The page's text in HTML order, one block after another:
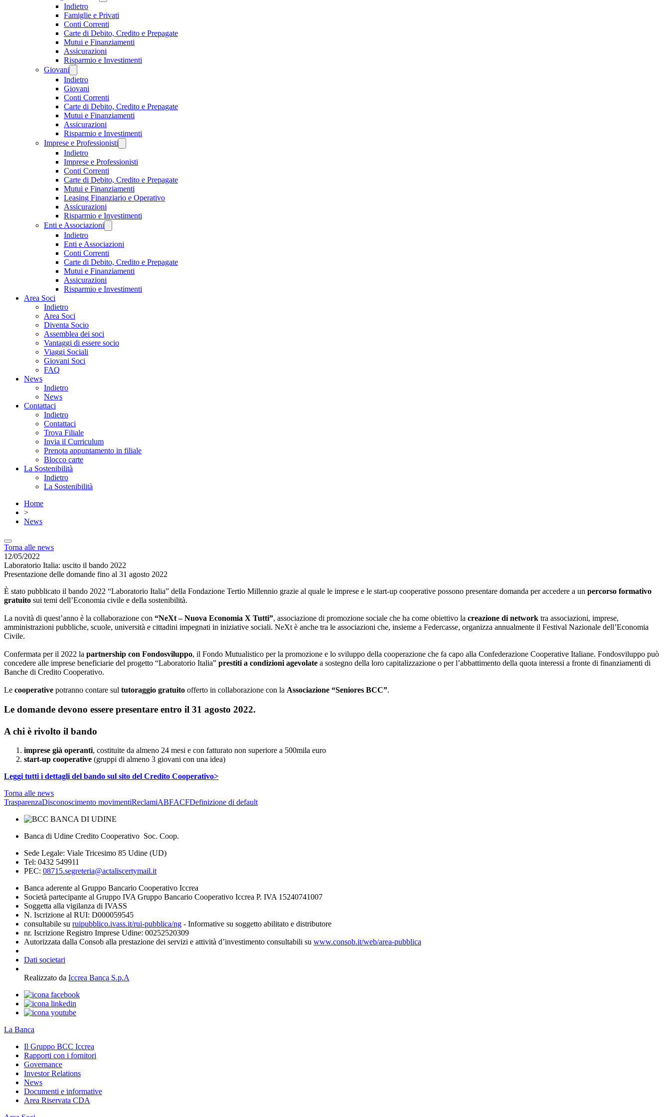
Indietro
Famiglie e Privati
Conti Correnti
Carte di Debito, Credito e Prepagate
Mutui e Finanziamenti
Assicurazioni
Risparmio e Investimenti
Giovani
Indietro
Giovani
Conti Correnti
Carte di Debito, Credito e Prepagate
Mutui e Finanziamenti
Assicurazioni
Risparmio e Investimenti
Imprese e Professionisti
Indietro
Imprese e Professionisti
Conti Correnti
Carte di Debito, Credito e Prepagate
Mutui e Finanziamenti
Leasing Finanziario e Operativo
Assicurazioni
Risparmio e Investimenti
Enti e Associazioni
Indietro
Enti e Associazioni
Conti Correnti
Carte di Debito, Credito e Prepagate
Mutui e Finanziamenti
Assicurazioni
Risparmio e Investimenti
Area Soci
Indietro
Area Soci
Diventa Socio
Assemblea dei soci
Vantaggi di essere socio
Viaggi Sociali
Giovani Soci
FAQ
News
Indietro
News
Contattaci
Indietro
Contattaci
Trova Filiale
Invia il Curriculum
Prenota appuntamento in filiale
Blocco carte
La Sostenibilità
Indietro
La Sostenibilità
Home
>
News
Torna alle news
12/05/2022
Laboratorio Italia: uscito il bando 2022
Presentazione delle domande fino al 31 agosto 2022
È stato pubblicato il bando 2022 “Laboratorio Italia” della Fondazione Tertio Millennio grazie al quale le imprese e le start-up cooperative possono presentare domanda per accedere a un percorso formativo
gratuito sui temi dell’Economia civile e della sostenibilità.
La novità di quest’anno è la collaborazione con “NeXt – Nuova Economia X Tutti”, associazione di promozione sociale che ha come obiettivo la creazione di network tra associazioni, imprese,
amministrazioni pubbliche, scuole, università e cittadini impegnati in iniziative sociali. NeXt è anche tra le associazioni che, insieme a Federcasse, organizza annualmente il Festival Nazionale dell’Economia
Civile.
Confermata per il 2022 la partnership con Fondosviluppo, il Fondo Mutualistico per la promozione e lo sviluppo della cooperazione che fa capo alla Confederazione Cooperative Italiane. Fondosviluppo può
concedere alle imprese beneficiarie del progetto “Laboratorio Italia” prestiti a condizioni agevolate a sostegno della loro capitalizzazione o per l’abbattimento della quota interessi a fronte di finanziamenti di
Banche di Credito Cooperativo.
Le cooperative potranno contare sul tutoraggio gratuito offerto in collaborazione con la Associazione “Seniores BCC”.
Le domande devono essere presentare entro il 31 agosto 2022.
A chi è rivolto il bando
imprese già operanti, costituite da almeno 24 mesi e con fatturato non superiore a 500mila euro
start-up cooperative (gruppi di almeno 3 giovani con una idea)
Leggi tutti i dettagli del bando sul sito del Credito Cooperativo>
Torna alle news
TrasparenzaDisconoscimento movimentiReclamiABFACFDefinizione di default
Banca di Udine Credito Cooperativo Soc. Coop.
Sede Legale: Viale Tricesimo 85 Udine (UD)
Tel: 0432 549911
PEC: 08715.segreteria@actaliscertymail.it
Banca aderente al Gruppo Bancario Cooperativo Iccrea
Società partecipante al Gruppo IVA Gruppo Bancario Cooperativo Iccrea P. IVA 15240741007
Soggetta alla vigilanza di IVASS
N. Iscrizione al RUI: D000059545
consultabile su ruipubblico.ivass.it/rui-pubblica/ng - Informative su soggetto abilitato e distributore
nr. Iscrizione Registro Imprese Udine: 00252520309
Autorizzata dalla Consob alla prestazione dei servizi e attività d’investimento consultabili su www.consob.it/web/area-pubblica
Dati societari
Realizzato da Iccrea Banca S.p.A
La Banca
Il Gruppo BCC Iccrea
Rapporti con i fornitori
Governance
Investor Relations
News
Documenti e informative
Area Riservata CDA